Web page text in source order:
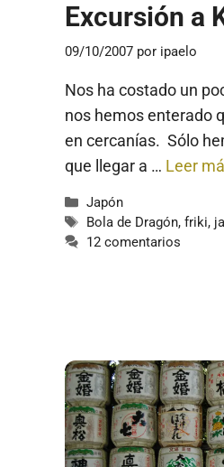
Excursión a
09/10/2007 por ipaelo
Nos ha costado un
nos hemos enterado
en cercanías. Sólo
que llegar a … Leer
Categorías
Japón
Etiquetas
Bola de Dragón,friki,
12 comentarios